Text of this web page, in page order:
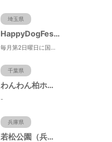
埼玉県
HappyDogFesta(ハッピードッグフェスタ)
毎月第2日曜日に国営武蔵丘陵森林公園で開催されるドッグイベント。森林公園北口からドッグランまでの園路にお買い物ブースやキッチンカーが出店するほか、わんちゃんのしつけ教室やゲーム大会などの参加型コンテンツもあります。（参加料無料）
千葉県
わんわん柏ホームビレッジ（老犬ホーム・老犬ホテル）
-
兵庫県
若松公園（兵庫県神戸市）